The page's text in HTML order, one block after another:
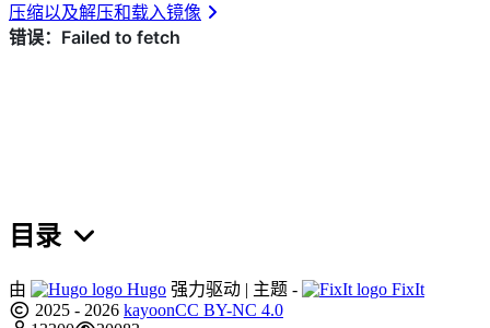
压缩以及解压和载入镜像
目录
由 Hugo 强力驱动 | 主题 -
FixIt
2025 - 2026 kayoonCC BY-NC 4.0